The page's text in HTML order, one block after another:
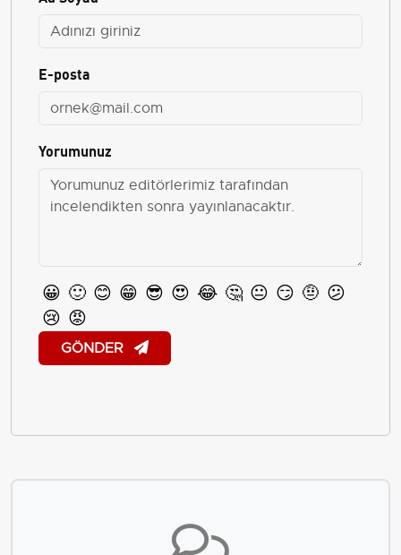
E-posta
Yorumunuz
😀 🙂 😊 😁 😎 😍 😂 🤔 😐 😏 🤨 😕
😢 😡
GÖNDER